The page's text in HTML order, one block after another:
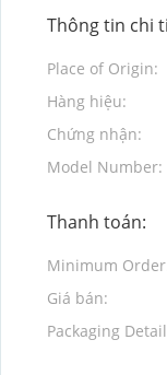
Thông tin chi
Place of Origin:
Hàng hiệu:
Chứng nhận:
Model Number:
Thanh toán:
Minimum Order
Quantity:
Giá bán:
Packaging